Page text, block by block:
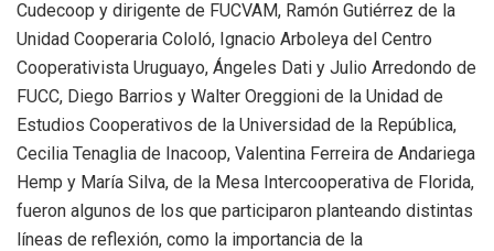
Cudecoop y dirigente de FUCVAM, Ramón Gutiérrez de la
Unidad Cooperaria Cololó, Ignacio Arboleya del Centro
Cooperativista Uruguayo, Ángeles Dati y Julio Arredondo de
FUCC, Diego Barrios y Walter Oreggioni de la Unidad de
Estudios Cooperativos de la Universidad de la República,
Cecilia Tenaglia de Inacoop, Valentina Ferreira de Andariega
Hemp y María Silva, de la Mesa Intercooperativa de Florida,
fueron algunos de los que participaron planteando distintas
líneas de reflexión, como la importancia de la